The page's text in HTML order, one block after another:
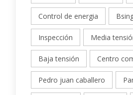
Control de energia
Inspección Media
Baja tensión Centro
Pedro juan caballero